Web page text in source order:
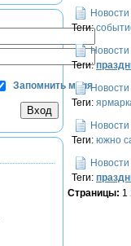
Запомнить меня
Теги:
Новости
Теги:
Новости
Теги:
Теги: южно
Теги:
Страницы: 1